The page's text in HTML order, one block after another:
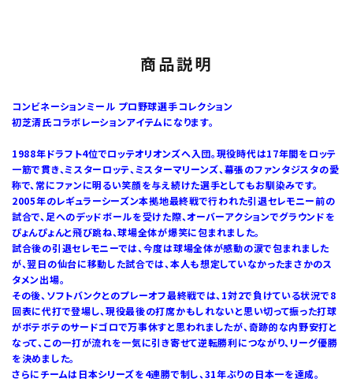
商品説明
コンビネーションミール プロ野球選手コレクション
初芝清氏コラボレーションアイテムになります。
1988年ドラフト4位でロッテオリオンズへ入団。現役時代は17年間をロッテ
一筋で貫き、ミスターロッテ、ミスターマリーンズ、幕張のファンタジスタの愛
称で、常にファンに明るい笑顔を与え続けた選手としてもお馴染みです。
2005年のレギュラーシーズン本拠地最終戦で行われた引退セレモニー前の
試合で、足へのデッドボールを受けた際、オーバーアクションでグラウンドを
ぴょんぴょんと飛び跳ね、球場全体が爆笑に包まれました。
試合後の引退セレモニーでは、今度は球場全体が感動の涙で包まれました
が、翌日の仙台に移動した試合では、本人も想定していなかったまさかのス
タメン出場。
その後、ソフトバンクとのプレーオフ最終戦では、1対2で負けている状況で8
回表に代打で登場し、現役最後の打席かもしれないと思い切って振った打球
がボテボテのサードゴロで万事休すと思われましたが、奇跡的な内野安打と
なって、この一打が流れを一気に引き寄せて逆転勝利につながり、リーグ優勝
を決めました。
さらにチームは日本シリーズを4連勝で制し、31年ぶりの日本一を達成。